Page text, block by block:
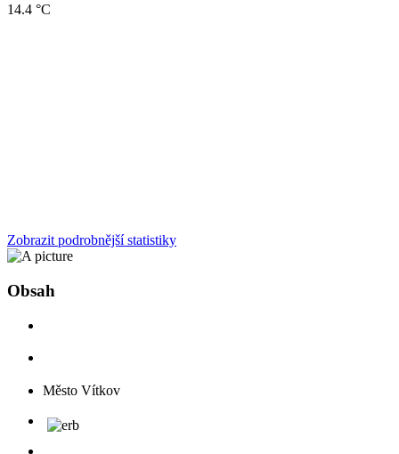
14.4 °C
Zobrazit podrobnější statistiky
Obsah
Město Vítkov